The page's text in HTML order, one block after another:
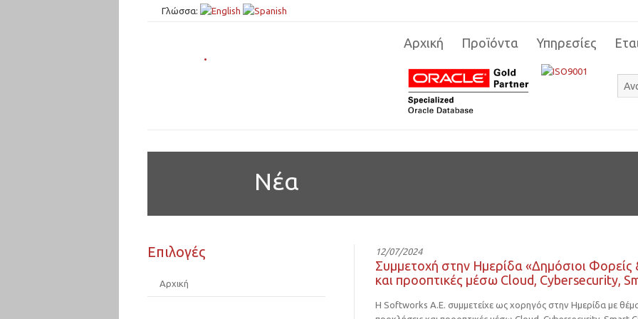
.
Αρχική Προϊόντα Υπηρεσίες
Νέα
Επιλογές
Αρχική
12/07/2024
Συμμετοχή στην Ημερίδα «Δημόσιοι Φορείς
και προοπτικές μέσω Cloud, Cybersecurity,
Η Softworks A.E. συμμετείχε ως χορηγός στην Ημερίδα με
Γλώσσα: